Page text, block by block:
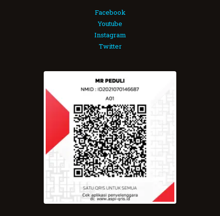
Facebook
Youtube
Instagram
Twitter